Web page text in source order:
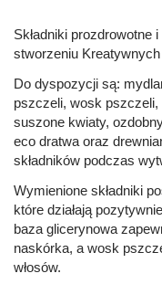
Składniki prozdrowotne
stworzeniu Kreatywnych
Do dyspozycji są:
pszczeli, wosk
suszone kwiaty,
eco dratwa oraz
składników podczas
Wymienione składniki
które działają
baza glicerynowa
naskórka, a wosk
włosów.